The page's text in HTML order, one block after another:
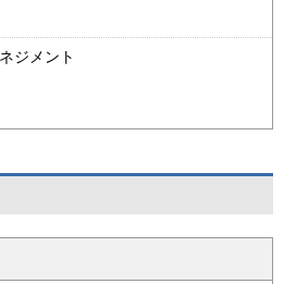
ジメント